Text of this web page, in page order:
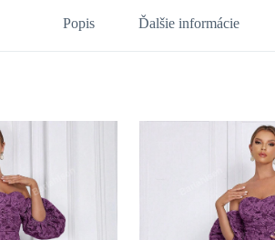
Popis Ďalšie informácie